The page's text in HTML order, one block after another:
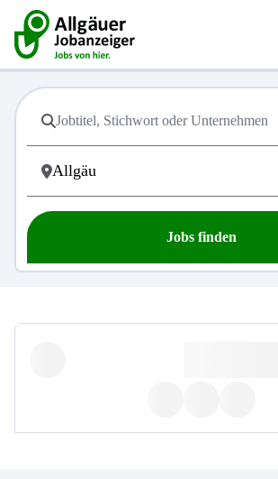
Jobs finden